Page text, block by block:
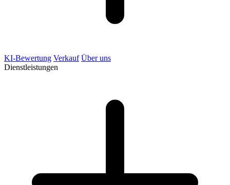
KI-Bewertung Verkauf Über uns
Dienstleistungen